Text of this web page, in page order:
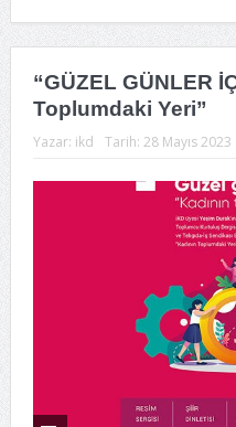
“GÜZEL GÜNLER
Toplumdaki Yeri”
Yazar: ikd Tarih: 28 Mayıs 2023